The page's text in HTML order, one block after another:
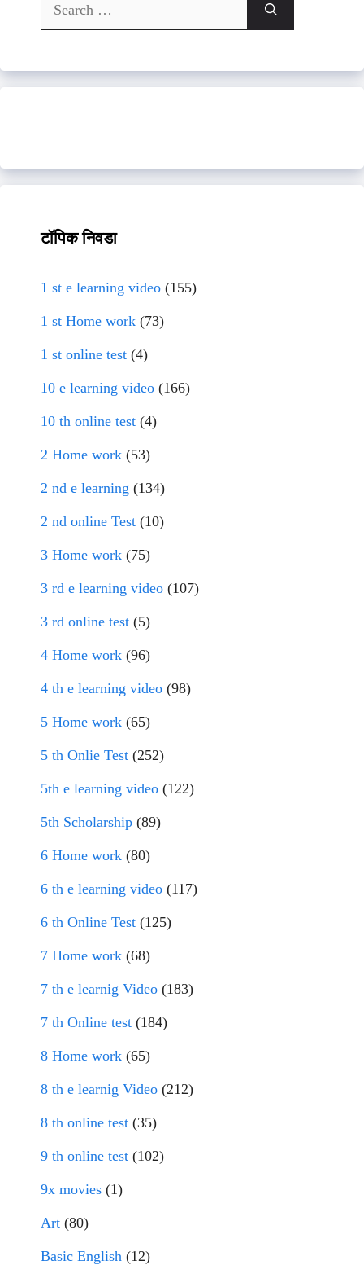
for:
टॉपिक निवडा
1 st e learning video (155)
1 st Home work (73)
1 st online test (4)
10 e learning video (166)
10 th online test (4)
2 Home work (53)
2 nd e learning (134)
2 nd online Test (10)
3 Home work (75)
3 rd e learning video (107)
3 rd online test (5)
4 Home work (96)
4 th e learning video (98)
5 Home work (65)
5 th Onlie Test (252)
5th e learning video (122)
5th Scholarship (89)
6 Home work (80)
6 th e learning video (117)
6 th Online Test (125)
7 Home work (68)
7 th e learnig Video (183)
7 th Online test (184)
8 Home work (65)
8 th e learnig Video (212)
8 th online test (35)
9 th online test (102)
9x movies (1)
Art (80)
Basic English (12)